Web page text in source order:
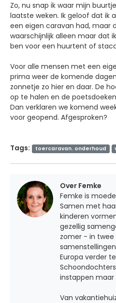
Zo, nu snap ik waar mijn
laatste weken. Ik geloof dat ik
een eigen caravan had, maar
waarschijnlijk alleen maar dat
ben voor een huurtent of
Voor alle mensen met een
prima weer de komende
zonnetje zo hier en daar. De
op te halen en de
Dan verklaren we komend
voor geopend. Afgesproken?
Tags: toercaravan. onderhoud
Over Femke
Femke is
Samen met
kinderen
gezellig
zomer - in twee
Europa verder
instappen maar
Van